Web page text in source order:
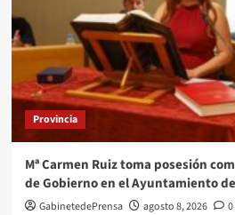
Provincia
Mª Carmen Ruiz toma posesión
de Gobierno en el Ayuntamiento
GabinetedePrensa agosto 8, 2026 0